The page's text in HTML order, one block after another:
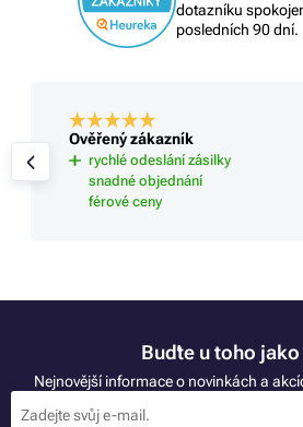
dotazníku
posledních 90 dní.
Ověřený zákazník
rychlé odeslání zásilky
snadné objednání
férové ceny
Buďte u toho
Nejnovější informace o novinkách a